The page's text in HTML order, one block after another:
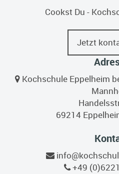
Cookst Du -
Jetzt
Kochschule Eppelheim
69214
+49